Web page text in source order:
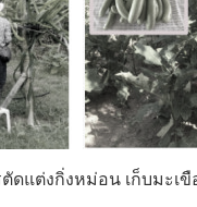
ตัดแต่งกิ่งหม่อน เก็บมะเ